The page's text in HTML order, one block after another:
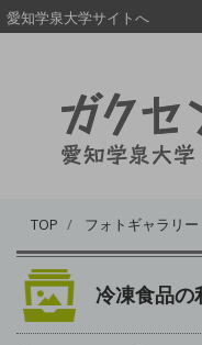
愛知学泉大学サイトへ
TOP フォトギャラリー
冷凍食品の